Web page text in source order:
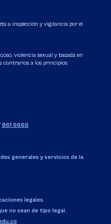
a inspección y vigilancia por el
violencia sexual y basada en
contrarios a los principios
861 6666
generales y servicios de la
legales.
no sean de tipo legal.